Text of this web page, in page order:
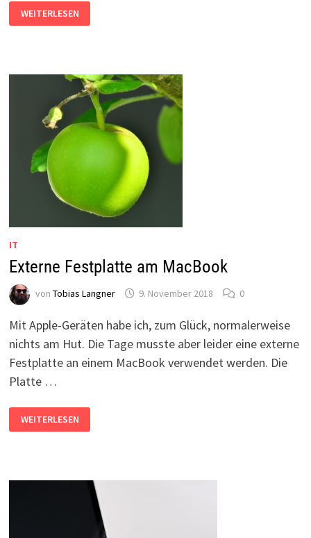
HANDY-
AKKU
LÄDT
HILFE
IPHONE
WEITERLESEN
IT
Externe Festplatte am MacBook
von Tobias Langner 9. November 2018 0
Mit Apple-Geräten habe ich, zum Glück, normalerweise
nichts am Hut. Die Tage musste aber leider eine externe
Festplatte an einem MacBook verwendet werden. Die
Platte …
EXTERNE
FESTPLATTE
AM
WEITERLESEN